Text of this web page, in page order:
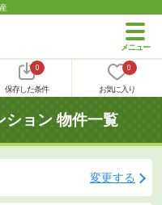
0
保存した条件
0
お気に入り
ション 物件一覧
変更する